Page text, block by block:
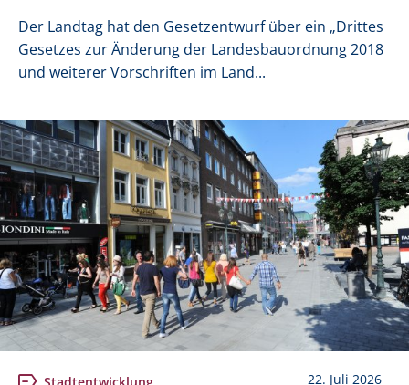
Der Landtag hat den Gesetzentwurf über ein „Drittes
Gesetzes zur Änderung der Landesbauordnung 2018
und weiterer Vorschriften im Land...
22. Juli 2026